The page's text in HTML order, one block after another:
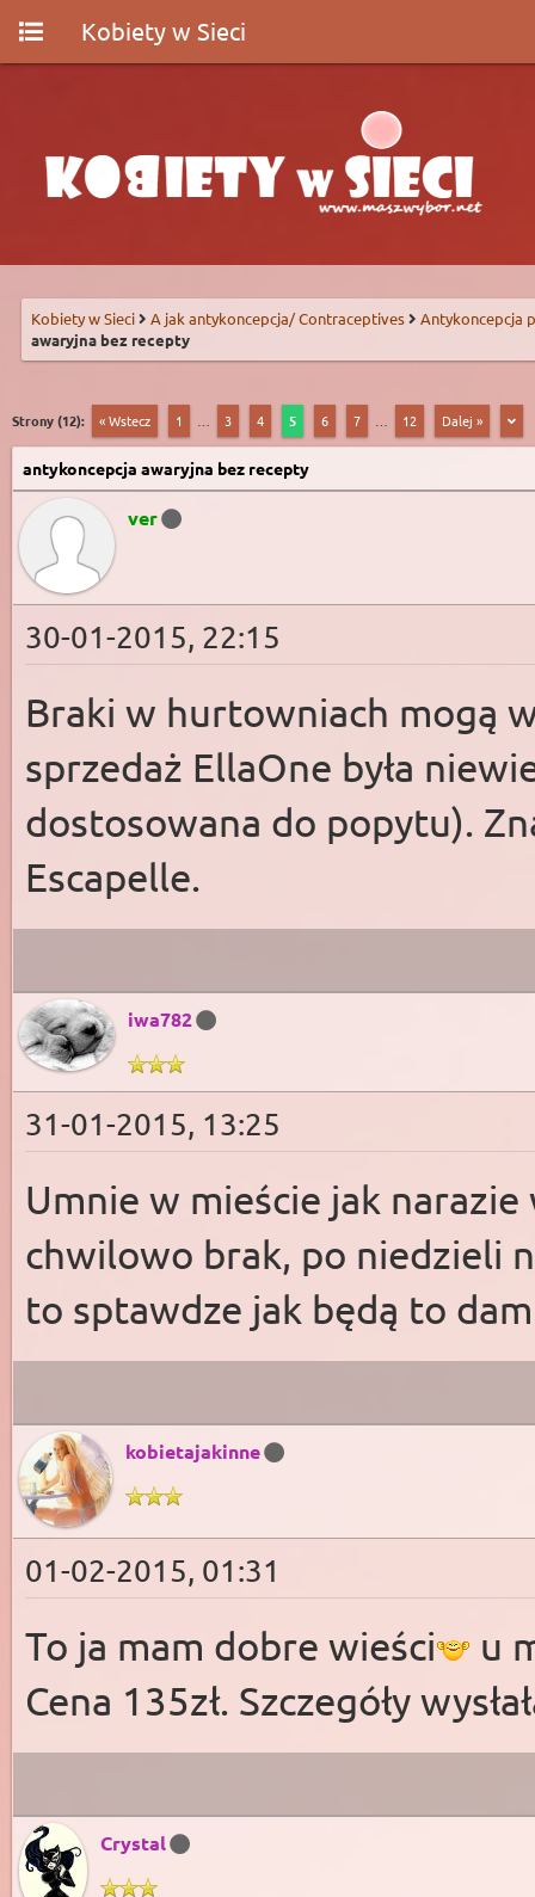
Kobiety w Sieci
Kobiety w Sieci A jak antykoncepcja/ Contraceptives
Antykoncepcja
awaryjna bez recepty
Strony (12): « Wstecz 1 3 4 5 6 7 12 Dalej »
antykoncepcja awaryjna bez recepty
ver
30-01-2015, 22:15
Braki w hurtowniach mogą
sprzedaż EllaOne była
dostosowana do popytu).
Escapelle.
iwa782
31-01-2015, 13:25
Umnie w mieście jak
chwilowo brak, po niedzieli
to sptawdze jak będą to
kobietajakinne
01-02-2015, 01:31
To ja mam dobre wieści
u
Cena 135zł. Szczegóły
Crystal